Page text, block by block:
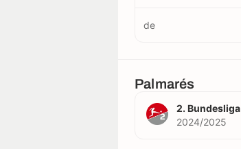
de
Palmarés
2. Bundesliga
2024/2025